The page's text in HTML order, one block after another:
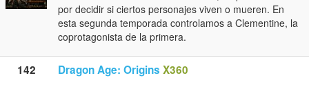
por decidir si ciertos personajes viven o mueren. En
esta segunda temporada controlamos a Clementine, la
coprotagonista de la primera.
142 Dragon Age: Origins X360